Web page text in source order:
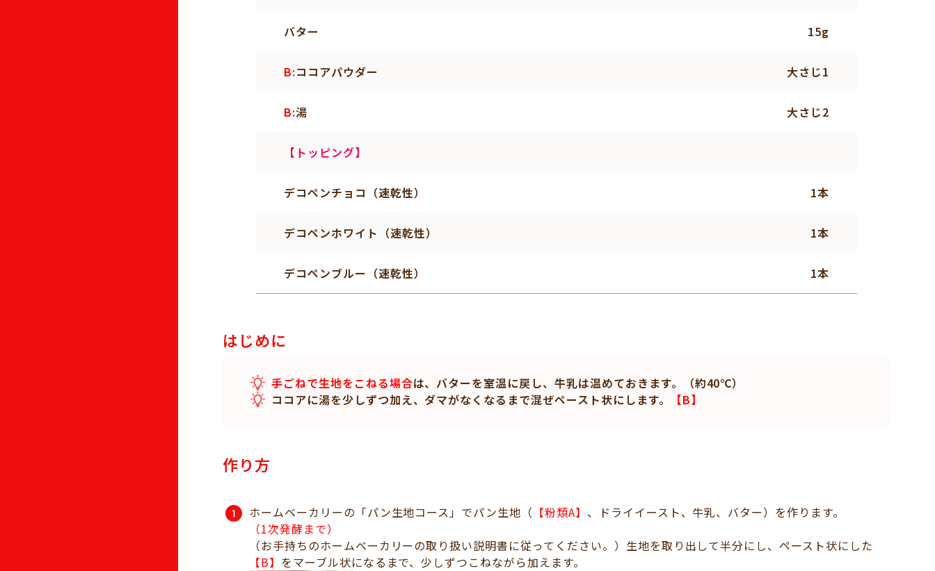
バター 15g
B:ココアパウダー 大さじ1
B:湯 大さじ2
【トッピング】
デコペンチョコ（速乾性） 1本
デコペンホワイト（速乾性） 1本
デコペンブルー（速乾性） 1本
はじめに
手ごねで生地をこねる場合は、バターを室温に戻し、牛乳は温めておきます。（約40℃）
ココアに湯を少しずつ加え、ダマがなくなるまで混ぜペースト状にします。
【B】
作り方
ホームベーカリーの「パン生地コース」でパン生地（ 【粉類A】 、ドライイースト、牛乳、バター）を作ります。
（1次発酵まで）
（お手持ちのホームベーカリーの取り扱い説明書に従ってください。）生地を取り出して半分にし、ペースト状にした
【B】 をマーブル状になるまで、少しずつこねながら加えます。